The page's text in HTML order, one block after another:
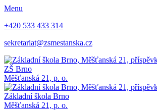
Menu
+420 533 433 314
sekretariat@zsmestanska.cz
ZŠ Brno
Měšťanská 21, p. o.
Základní škola Brno
Měšťanská 21, p. o.